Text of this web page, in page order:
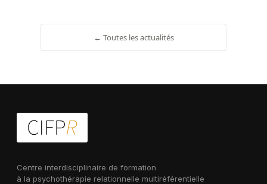
← Toutes les actualités
Centre interdisciplinaire de formation
à la psychothérapie relationnelle multiréférentielle